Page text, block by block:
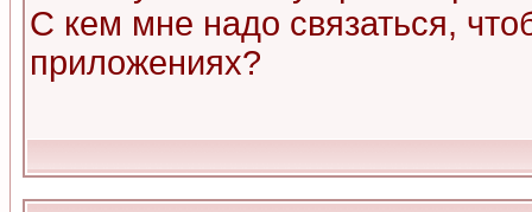
С кем мне надо связаться,
приложениях?